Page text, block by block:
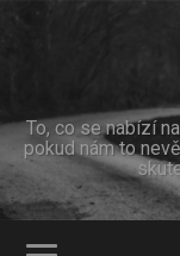
To, co se nabízí
pokud nám to